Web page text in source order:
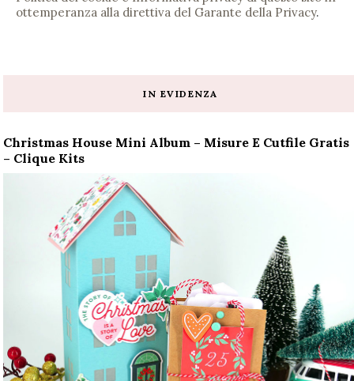
ottemperanza alla direttiva del Garante della Privacy.
IN EVIDENZA
Christmas House Mini Album – Misure E Cutfile Gratis
– Clique Kits